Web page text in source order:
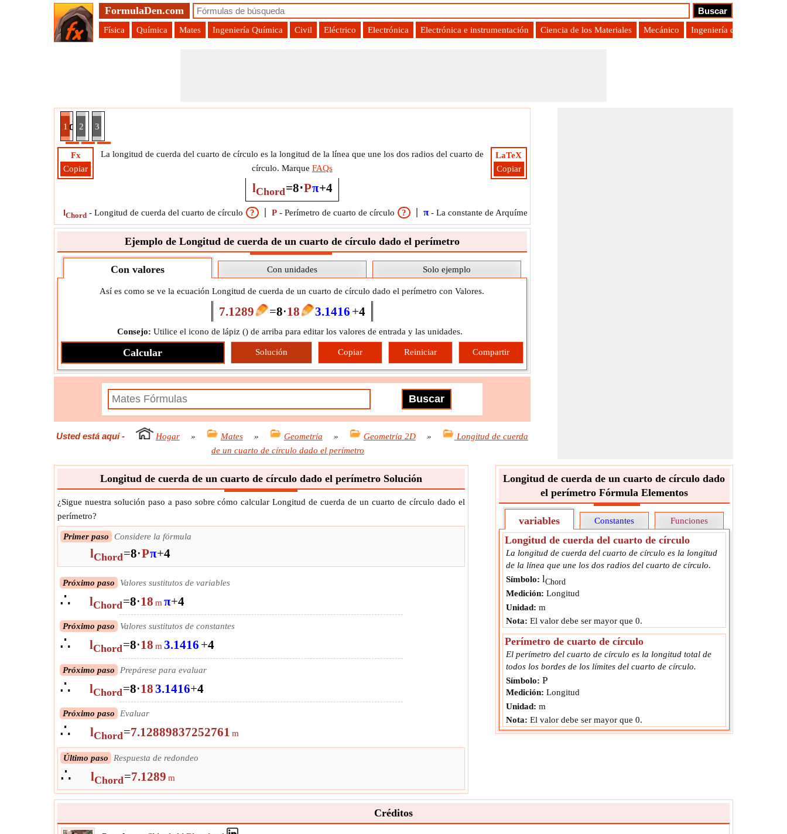
FormulaDen.com
Física Química Mates Ingeniería Química Civil Eléctrico Electrónica Electrónica e instrumentación Ciencia de los Materiales Mecánico Ingeniería de Producción
1
un cuarto de círculo dado el perímetro Fórmula
2 3
Fx
Copiar
LaTeX
Copiar
La longitud de cuerda del cuarto de círculo es la longitud de la línea que une los dos radios del cuarto de
círculo. Marque FAQs
lChord=8⋅Pπ+4
lChord - Longitud de cuerda del cuarto de círculo ? P - Perímetro de cuarto de círculo ? π- La constante de Arquímedes.
Ejemplo de Longitud de cuerda de un cuarto de círculo dado el perímetro
Con valores Con unidades Solo ejemplo
Así es como se ve la ecuación Longitud de cuerda de un cuarto de círculo dado el perímetro con Valores.
7.1289 =8⋅18 3.1416 +4
Consejo: Utilice el icono de lápiz () de arriba para editar los valores de entrada y las unidades.
Calcular Solución Copiar Reiniciar Compartir
Usted está aquí- Hogar » Mates » Geometría » Geometría 2D »
Longitud de cuerda
de un cuarto de círculo dado el perímetro
Longitud de cuerda de un cuarto de círculo dado el perímetro Solución
¿Sigue nuestra solución paso a paso sobre cómo calcular Longitud de cuerda de un cuarto de círculo dado el
perímetro?
Primer paso Considere la fórmula
lChord=8⋅Pπ+4
Próximo paso Valores sustitutos de variables
∴ lChord=8⋅18 m π+4
Próximo paso Valores sustitutos de constantes
∴ lChord=8⋅18 m3.1416 +4
Próximo paso Prepárese para evaluar
∴ lChord=8⋅183.1416+4
Próximo paso Evaluar
∴ lChord=7.12889837252761 m
Último paso Respuesta de redondeo
∴ lChord=7.1289 m
Longitud de cuerda de un cuarto de círculo dado
el perímetro Fórmula Elementos
variables Constantes Funciones
Longitud de cuerda del cuarto de círculo
La longitud de cuerda del cuarto de círculo es la longitud
de la línea que une los dos radios del cuarto de círculo.
Símbolo: lChord
Medición: Longitud
Unidad: m
Nota: El valor debe ser mayor que 0.
Perímetro de cuarto de círculo
El perímetro del cuarto de círculo es la longitud total de
todos los bordes de los límites del cuarto de círculo.
Símbolo: P
Medición: Longitud
Unidad: m
Nota: El valor debe ser mayor que 0.
Créditos